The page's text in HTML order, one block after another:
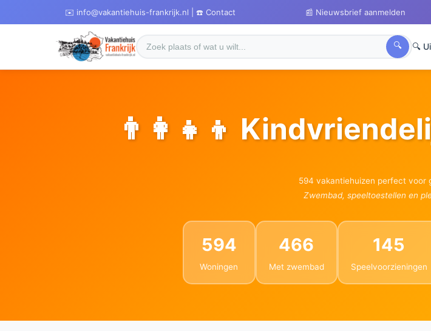
✉️ info@vakantiehuis-frankrijk.nl | ☎️ Contact 📰 Nieuwsbrief aanmelden
🔍 🔍
👨‍👩‍👧‍👦
594 vakantiehuizen perfect voor
Zwembad, speeltoestellen en
594
Woningen
466
Met zwembad
145
Speelvoorzieningen